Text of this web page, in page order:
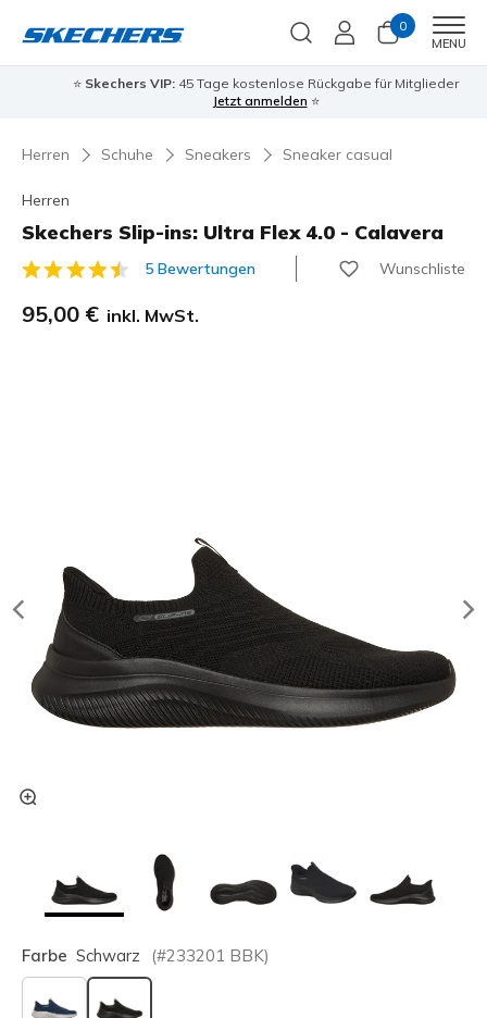
0
MENU
Skechers VIP:45 Tage kostenlose Rückgabe für Mitglieder
Jetzt anmelden⭐
Herren Schuhe Sneakers Sneaker casual
Herren
Skechers Slip-ins: Ultra Flex 4.0 - Calavera
4,9 von 5 Kundenbewertungen
5 Bewertungen Wunschliste
95,00 € inkl. MwSt.
Farbe Schwarz (#233201 BBK)